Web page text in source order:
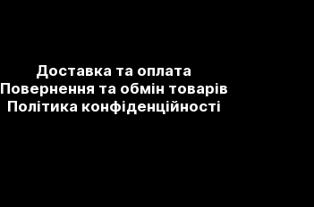
Доставка та оплата
Повернення та обмін товарів
Політика конфіденційності